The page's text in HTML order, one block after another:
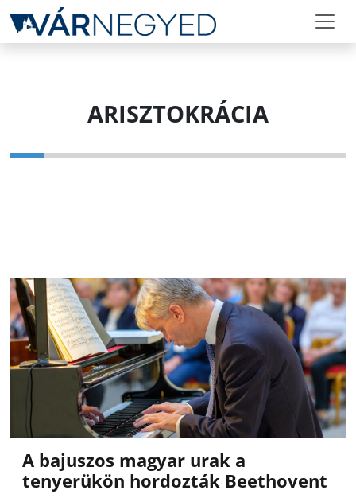
ARISZTOKRÁCIA
A bajuszos magyar urak a
tenyerükön hordozták Beethovent